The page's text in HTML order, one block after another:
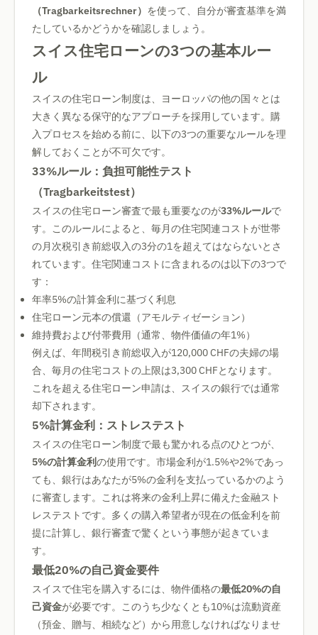
（Tragbarkeitsrechner） を使って、自分が審査基準を満
たしているかどうかを確認しましょう。
スイス住宅ローンの3つの基本ルー
ル
スイスの住宅ローン制度は、ヨーロッパの他の国々とは
大きく異なる保守的なアプローチを採用しています。購
入プロセスを始める前に、以下の3つの重要なルールを理
解しておくことが不可欠です。
33%ルール：負担可能性テスト
（Tragbarkeitstest）
スイスの住宅ローン審査で最も重要なのが33%ルールで
す。このルールによると、毎月の住宅関連コストが世帯
の月次税引き前総収入の3分の1を超えてはならないとさ
れています。住宅関連コストに含まれるのは以下の3つで
す：
年率5%の計算金利に基づく利息
住宅ローン元本の償還（アモルティゼーション）
維持費および付帯費用（通常、物件価値の年1%）
例えば、年間税引き前総収入が120,000 CHFの夫婦の場
合、毎月の住宅コストの上限は3,300 CHFとなります。
これを超える住宅ローン申請は、スイスの銀行では通常
却下されます。
5%計算金利：ストレステスト
スイスの住宅ローン制度で最も驚かれる点のひとつが、
5%の計算金利の使用です。市場金利が1.5%や2%であっ
ても、銀行はあなたが5%の金利を支払っているかのよう
に審査します。これは将来の金利上昇に備えた金融スト
レステストです。多くの購入希望者が現在の低金利を前
提に計算し、銀行審査で驚くという事態が起きていま
す。
最低20%の自己資金要件
スイスで住宅を購入するには、物件価格の最低20%の自
己資金が必要です。このうち少なくとも10%は流動資産
（預金、贈与、相続など）から用意しなければなりませ